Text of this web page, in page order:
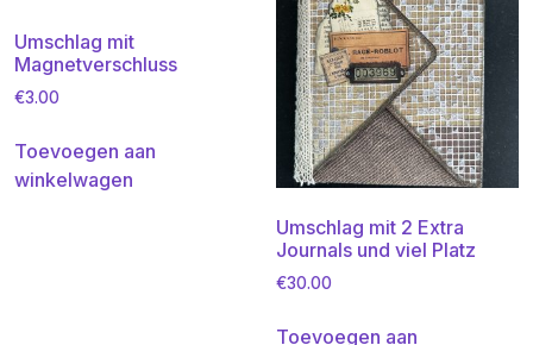
Umschlag mit
Magnetverschluss
€3.00
Toevoegen aan
winkelwagen
Umschlag mit 2 Extra
Journals und viel Platz
€30.00
Toevoegen aan